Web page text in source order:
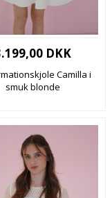
DKK
Camilla i
smuk blonde